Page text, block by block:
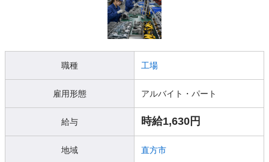
職種 工場
雇用形態 アルバイト・パート
給与 時給1,630円
地域 直方市